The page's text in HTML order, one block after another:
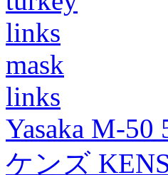
links
mask
links
Yasaka M-50
ケンズ